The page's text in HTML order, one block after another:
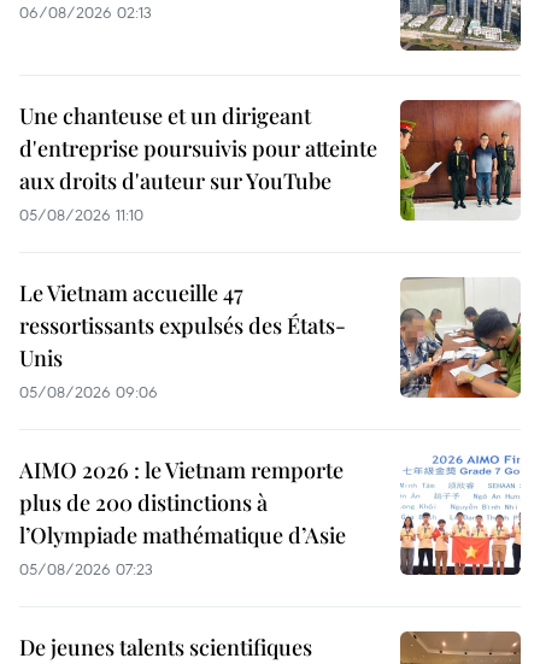
06/08/2026 02:13
Une chanteuse et un dirigeant
d'entreprise poursuivis pour atteinte
aux droits d'auteur sur YouTube
05/08/2026 11:10
Le Vietnam accueille 47
ressortissants expulsés des États-
Unis
05/08/2026 09:06
AIMO 2026 : le Vietnam remporte
plus de 200 distinctions à
l’Olympiade mathématique d’Asie
05/08/2026 07:23
De jeunes talents scientifiques